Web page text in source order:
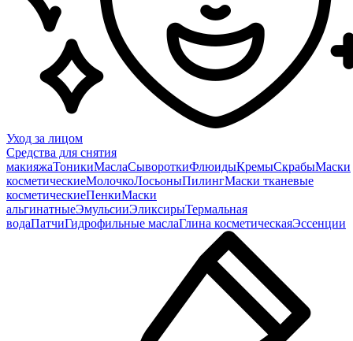
Уход за лицом
Средства для снятия
макияжаТоникиМаслаСывороткиФлюидыКремыСкрабыМаски
косметическиеМолочкоЛосьоныПилингМаски тканевые
косметическиеПенкиМаски
альгинатныеЭмульсииЭликсирыТермальная
водаПатчиГидрофильные маслаГлина косметическаяЭссенции